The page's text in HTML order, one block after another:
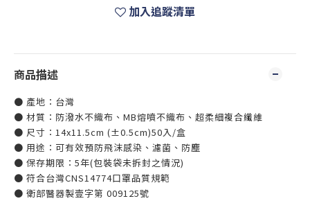
加入追蹤清單
商品描述
● 產地：台灣
● 材質：防潑水不織布、MB熔噴不織布、超柔細複合纖維
● 尺寸：14x11.5cm (±0.5cm)50入/盒
● 用途：可有效預防飛沫感染、濾菌、防塵
● 保存期限：5年(包裝袋未拆封之情況)
● 符合台灣CNS14774口罩品質規範
● 衛部醫器製壹字第 009125號